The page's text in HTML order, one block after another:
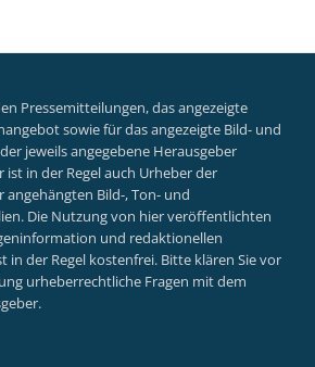
Pressemitteilungen, das angezeigte
sowie für das angezeigte Bild- und
jeweils angegebene Herausgeber
in der Regel auch Urheber der
angehängten Bild-, Ton- und
Die Nutzung von hier veröffentlichten
und redaktionellen
in der Regel kostenfrei. Bitte klären Sie vor
urheberrechtliche Fragen mit dem